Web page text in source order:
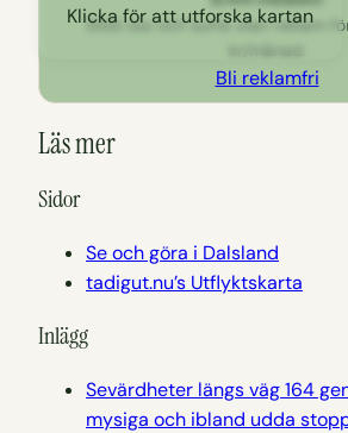
Klicka för att utforska kartan
Stöd oss och surfa utan reklam
kr/månad.
Bli reklamfri
Läs mer
Sidor
Se och göra i Dalsland
tadigut.nu’s Utflyktskarta
Inlägg
Sevärdheter längs väg 164
mysiga och ibland udda